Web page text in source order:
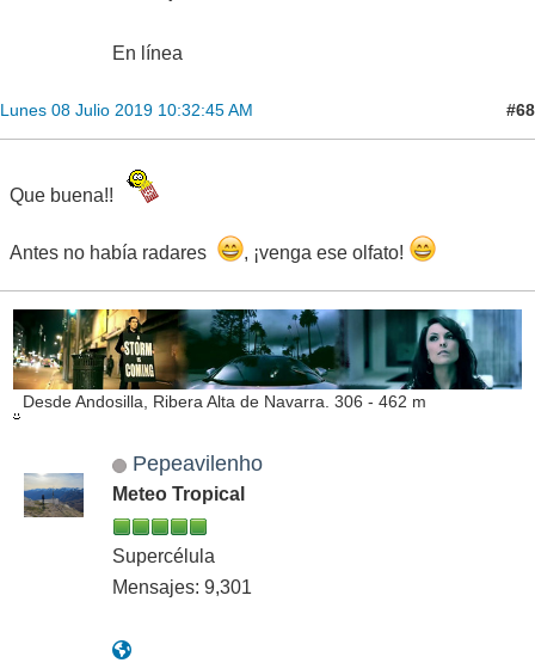
En línea
Lunes 08 Julio 2019 10:32:45 AM #68
Que buena!!
Antes no había radares , ¡venga ese olfato!
Desde Andosilla, Ribera Alta de Navarra. 306 - 462 m
Pepeavilenho
Meteo Tropical
Supercélula
Mensajes: 9,301